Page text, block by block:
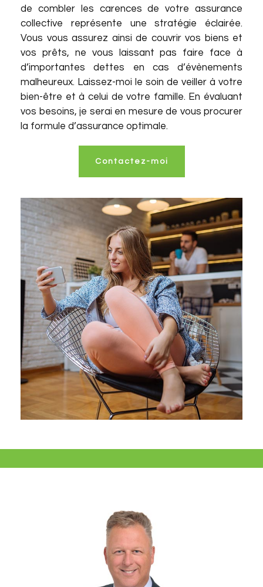
de combler les carences de votre assurance
collective représente une stratégie éclairée.
Vous vous assurez ainsi de couvrir vos biens et
vos prêts, ne vous laissant pas faire face à
d’importantes dettes en cas d’évènements
malheureux. Laissez-moi le soin de veiller à votre
bien-être et à celui de votre famille. En évaluant
vos besoins, je serai en mesure de vous procurer
la formule d’assurance optimale.
Contactez-moi